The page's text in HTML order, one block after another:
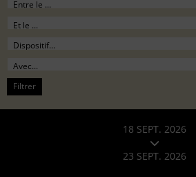
Filtrer
18 SEPT. 2026
23 SEPT. 2026